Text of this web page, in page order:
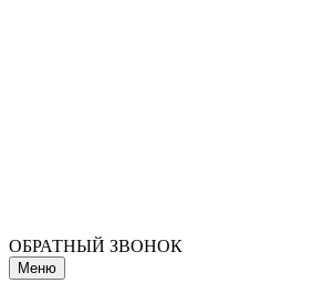
ОБРАТНЫЙ ЗВОНОК
Меню